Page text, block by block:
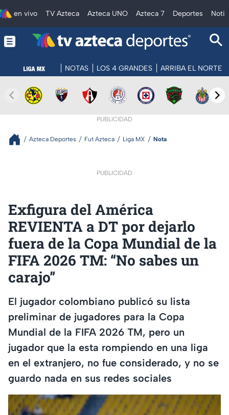
en vivo TV Azteca Azteca UNO Azteca 7 Deportes
NOTAS LOS 4 GRANDES ARRIBA EL NORTE
PUBLICIDAD
Azteca Deportes Fut Azteca Liga MX Nota
PUBLICIDAD
Exfigura del América
REVIENTA a DT por dejarlo
fuera de la Copa Mundial de la
FIFA 2026 TM: “No sabes un
carajo”
El jugador colombiano publicó su lista
preliminar de jugadores para la Copa
Mundial de la FIFA 2026 TM, pero un
jugador que la esta rompiendo en una liga
en el extranjero, no fue considerado, y no se
guardo nada en sus redes sociales